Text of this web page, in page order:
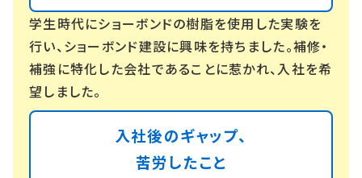
学生時代にショーボンドの樹脂を使用した実験を
行い、ショーボンド建設に興味を持ちました。補修・
補強に特化した会社であることに惹かれ、入社を希
望しました。
入社後のギャップ、
苦労したこと